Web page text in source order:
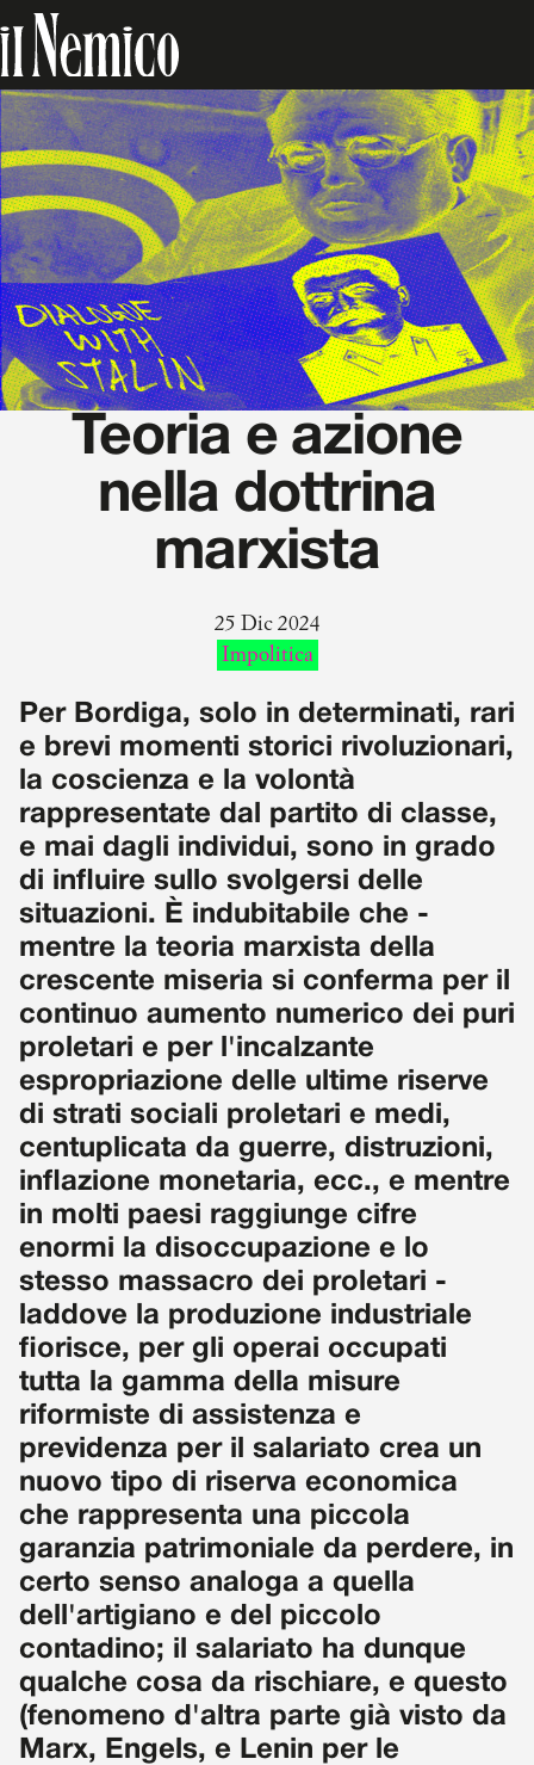
Teoria e azione
nella dottrina
marxista
25 Dic 2024
Impolitica
Per Bordiga, solo in determinati, rari
e brevi momenti storici rivoluzionari,
la coscienza e la volontà
rappresentate dal partito di classe,
e mai dagli individui, sono in grado
di influire sullo svolgersi delle
situazioni. È indubitabile che -
mentre la teoria marxista della
crescente miseria si conferma per il
continuo aumento numerico dei puri
proletari e per l'incalzante
espropriazione delle ultime riserve
di strati sociali proletari e medi,
centuplicata da guerre, distruzioni,
inflazione monetaria, ecc., e mentre
in molti paesi raggiunge cifre
enormi la disoccupazione e lo
stesso massacro dei proletari -
laddove la produzione industriale
fiorisce, per gli operai occupati
tutta la gamma della misure
riformiste di assistenza e
previdenza per il salariato crea un
nuovo tipo di riserva economica
che rappresenta una piccola
garanzia patrimoniale da perdere, in
certo senso analoga a quella
dell'artigiano e del piccolo
contadino; il salariato ha dunque
qualche cosa da rischiare, e questo
(fenomeno d'altra parte già visto da
Marx, Engels, e Lenin per le